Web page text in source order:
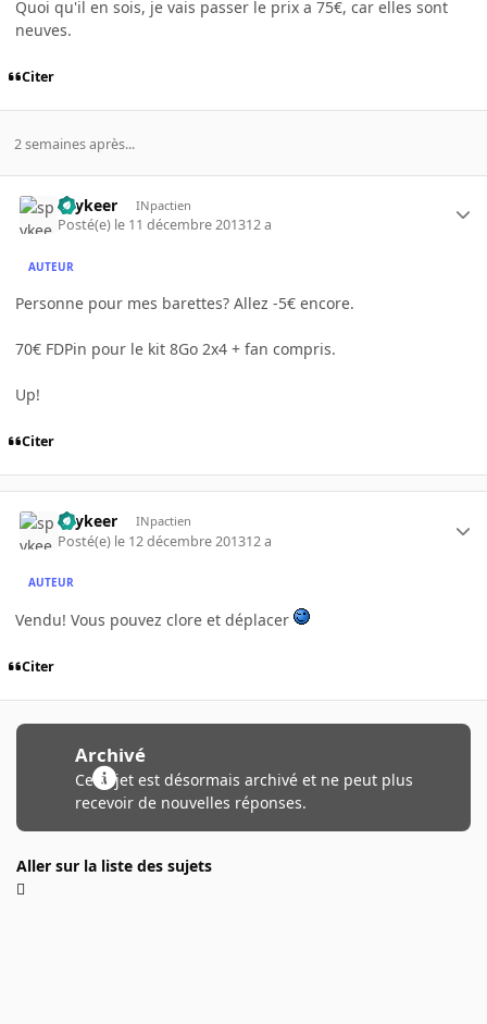
Quoi qu'il en sois, je vais passer le prix a 75€, car elles sont
neuves.
Citer
2 semaines après...
spykeer INpactien
Posté(e) le 11 décembre 201312 a
AUTEUR
Personne pour mes barettes? Allez -5€ encore.
70€ FDPin pour le kit 8Go 2x4 + fan compris.
Up!
Citer
spykeer INpactien
Posté(e) le 12 décembre 201312 a
AUTEUR
Vendu! Vous pouvez clore et déplacer
Citer
Archivé
Ce sujet est désormais archivé et ne peut plus
recevoir de nouvelles réponses.
Aller sur la liste des sujets